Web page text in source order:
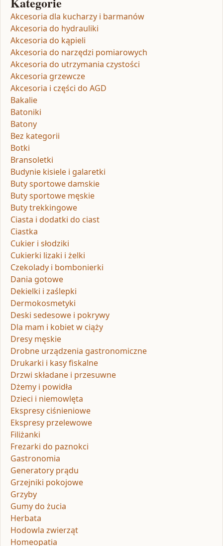
Akcesoria dla kucharzy i barmanów
Akcesoria do hydrauliki
Akcesoria do kąpieli
Akcesoria do narzędzi pomiarowych
Akcesoria do utrzymania czystości
Akcesoria grzewcze
Akcesoria i części do AGD
Bakalie
Batoniki
Batony
Bez kategorii
Botki
Bransoletki
Budynie kisiele i galaretki
Buty sportowe damskie
Buty sportowe męskie
Buty trekkingowe
Ciasta i dodatki do ciast
Ciastka
Cukier i słodziki
Cukierki lizaki i żelki
Czekolady i bombonierki
Dania gotowe
Dekielki i zaślepki
Dermokosmetyki
Deski sedesowe i pokrywy
Dla mam i kobiet w ciąży
Dresy męskie
Drobne urządzenia gastronomiczne
Drukarki i kasy fiskalne
Drzwi składane i przesuwne
Dżemy i powidła
Dzieci i niemowlęta
Ekspresy ciśnieniowe
Ekspresy przelewowe
Filiżanki
Frezarki do paznokci
Gastronomia
Generatory prądu
Grzejniki pokojowe
Grzyby
Gumy do żucia
Herbata
Hodowla zwierząt
Homeopatia